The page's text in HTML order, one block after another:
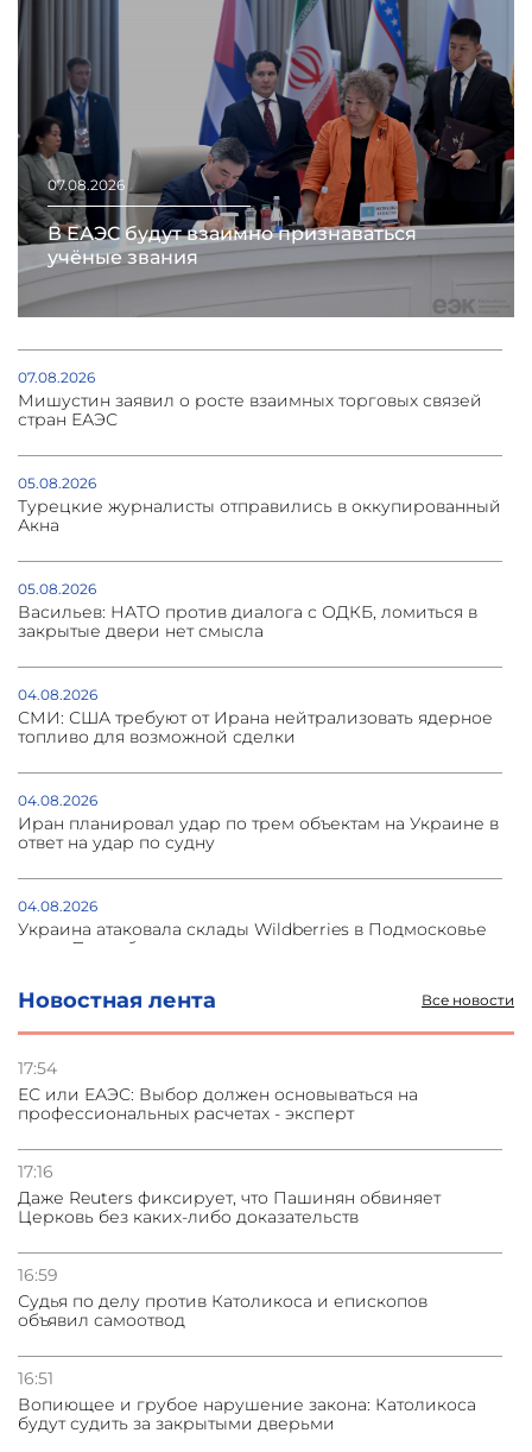
Новостная лента Все новости
17:54
ЕС или ЕАЭС: Выбор должен основываться на
профессиональных расчетах - эксперт
17:16
Даже Reuters фиксирует, что Пашинян обвиняет
Церковь без каких-либо доказательств
16:59
Судья по делу против Католикоса и епископов
объявил самоотвод
16:51
Вопиющее и грубое нарушение закона: Католикоса
будут судить за закрытыми дверьми
07.08.2026
В ЕАЭС будут взаимно признаваться
учёные звания
07.08.2026
Мишустин заявил о росте взаимных торговых связей
стран ЕАЭС
05.08.2026
Турецкие журналисты отправились в оккупированный
Акна
05.08.2026
Васильев: НАТО против диалога с ОДКБ, ломиться в
закрытые двери нет смысла
04.08.2026
СМИ: США требуют от Ирана нейтрализовать ядерное
топливо для возможной сделки
04.08.2026
Иран планировал удар по трем объектам на Украине в
ответ на удар по судну
04.08.2026
Украина атаковала склады Wildberries в Подмосковье
и под Петербургом
03.08.2026
Стратегия безопасности ОДКБ допускает применение
03.08.2026
31.07.2026
погрануправления СНБ Армении в Тбилиси